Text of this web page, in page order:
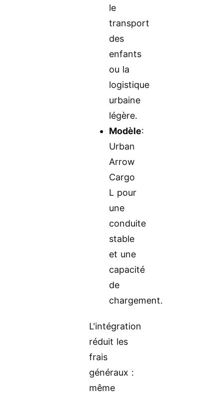
le
transport
des
enfants
ou la
logistique
urbaine
légère.
Modèle:
Urban
Arrow
Cargo
L pour
une
conduite
stable
et une
capacité
de
chargement.
L'intégration
réduit les
frais
généraux :
même